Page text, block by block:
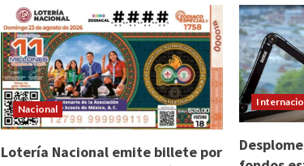
Nacional
Lotería Nacional emite billete por